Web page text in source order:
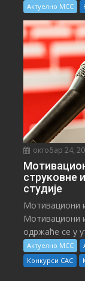
Актуелно МСС
октобар 24,
струковне
студије
Мотивациони
Мотивациони
одржаће се у
Актуелно МСС
Конкурси САС